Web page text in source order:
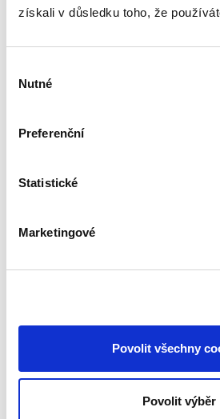
získali v důsledku toho, že
souhlasu
Nutné
Preferenční
Statistické
Marketingové
Povolit všechny
Povolit výběr
490,00 Kč
práva, pravidly tvorby a